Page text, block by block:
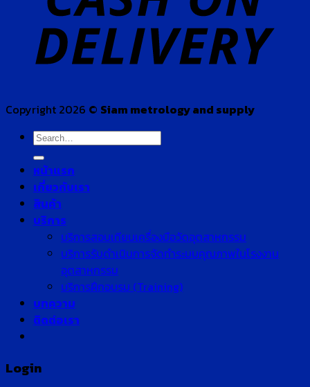
Copyright 2026 © Siam metrology and supply
Search
for:
หน้าแรก
เกี่ยวกับเรา
สินค้า
บริการ
บริการสอบเทียบเครื่องมือวัดอุตสาหกรรม
บริการรับดำเนินการจัดทำระบบคุณภาพในโรงงาน
อุตสาหกรรม
บริการฝึกอบรม (Training)
บทความ
ติดต่อเรา
Login